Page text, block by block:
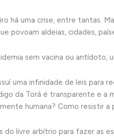
há uma crise, entre tantas.
povoam aldeias, cidades,
sem vacina ou antídoto,
uma infinidade de leis para
da Torá é transparente e a
humana? Como resistir
do livre arbítrio para fazer as